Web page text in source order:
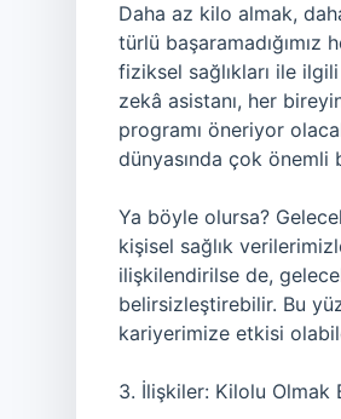
Daha az kilo almak,
türlü
fiziksel sağlıkları ile
zekâ asistanı, her
programı öneriyor
dünyasında çok
Ya böyle olursa?
kişisel sağlık
ilişkilendirilse de,
belirsizleştirebilir. Bu
kariyerimize etkisi
3. İlişkiler: Kilolu Olmak